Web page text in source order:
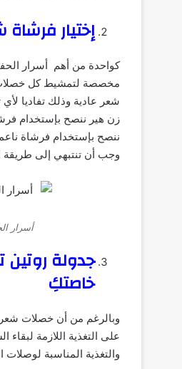
إختيار
كواحدة من أهم أسرار
مخصصة لتمشيط كل خصلات
شعر عادية وذلك تفاديا
زن هير ننصح بإستخدام
ننصح بإستخدام فرشاة
وجب أن تنتبهي إلى طريقة
أسرار
جدولة
خاصتكِ
وبالرغم من أن خصلات
على التغذية اللازمة
والتغذية المناسبة